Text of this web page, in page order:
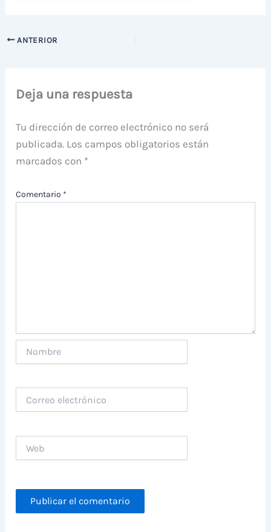
ANTERIOR
Deja una respuesta
Tu dirección de correo electrónico no será
publicada. Los campos obligatorios están
marcados con *
Comentario *
electrónico